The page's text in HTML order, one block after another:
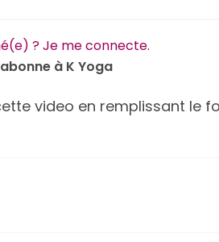
? Je me connecte.
à K Yoga
video en remplissant le